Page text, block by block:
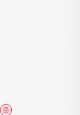
Geneesmiddel